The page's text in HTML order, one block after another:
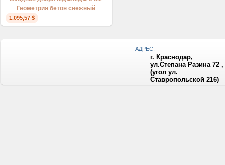
Геометрия бетон снежный
1.095,57 $
АДРЕС:
г. Краснодар,
ул.Степана Разина 72 ,
(угол ул.
Ставропольской 216)